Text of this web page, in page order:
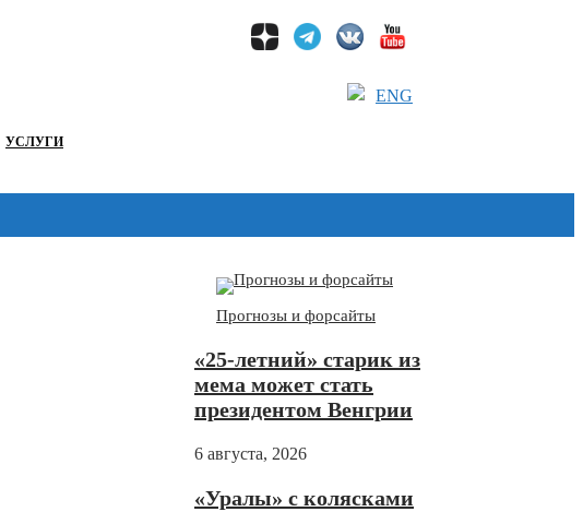
ENG
УСЛУГИ
Прогнозы и форсайты
«25-летний» старик из
мема может стать
президентом Венгрии
6 августа, 2026
«Уралы» с колясками